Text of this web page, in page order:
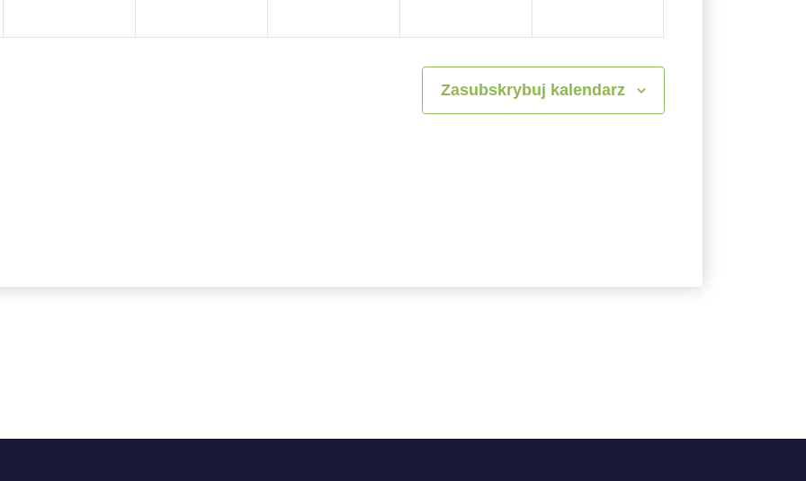
Zasubskrybuj kalendarz